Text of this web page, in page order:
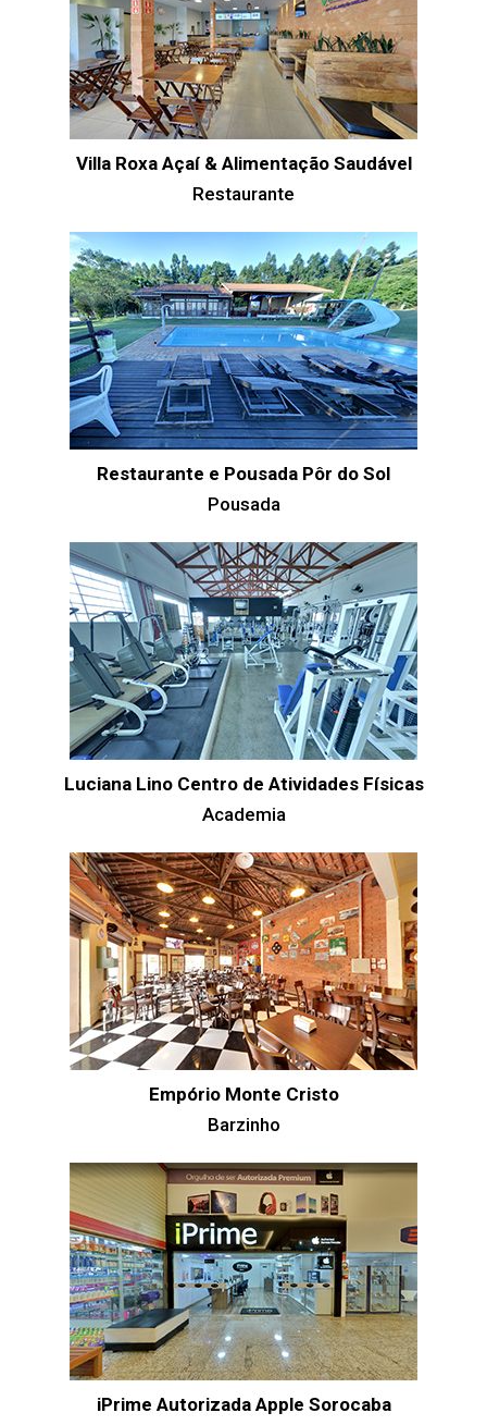
Villa Roxa Açaí & Alimentação Saudável
Restaurante
Restaurante e Pousada Pôr do Sol
Pousada
Luciana Lino Centro de Atividades Físicas
Academia
Empório Monte Cristo
Barzinho
iPrime Autorizada Apple Sorocaba